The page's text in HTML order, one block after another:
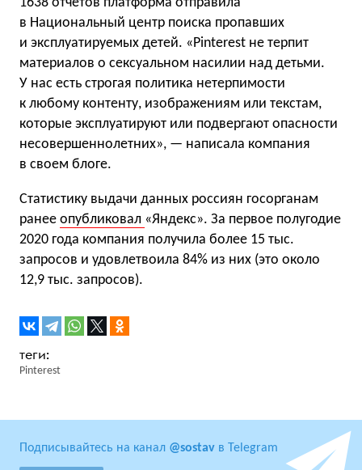
в Национальный центр поиска пропавших
и эксплуатируемых детей. «Pinterest не терпит
материалов о сексуальном насилии над детьми.
У нас есть строгая политика нетерпимости
к любому контенту, изображениям или текстам,
которые эксплуатируют или подвергают опасности
несовершеннолетних», — написала компания
в своем блоге.
Статистику выдачи данных россиян госорганам
ранее опубликовал «Яндекс». За первое полугодие
2020 года компания получила более 15 тыс.
запросов и удовлетвоила 84% из них (это около
12,9 тыс. запросов).
Pinterest
Подписывайтесь на канал @sostav в Telegram